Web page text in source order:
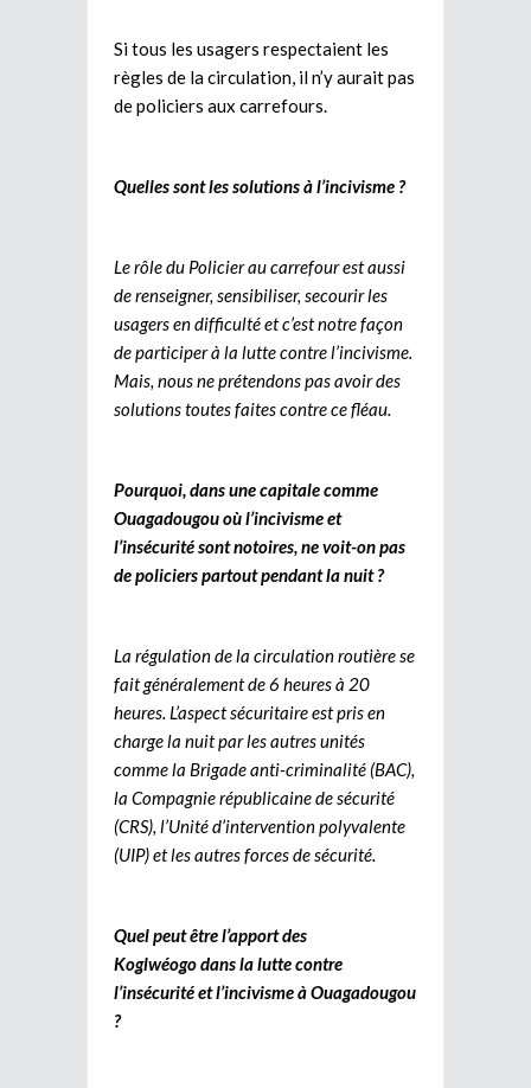
Si tous les usagers respectaient les
règles de la circulation, il n’y aurait pas
de policiers aux carrefours.
Quelles sont les solutions à l’incivisme ?
Le rôle du Policier au carrefour est aussi
de renseigner, sensibiliser, secourir les
usagers en difficulté et c’est notre façon
de participer à la lutte contre l’incivisme.
Mais, nous ne prétendons pas avoir des
solutions toutes faites contre ce fléau.
Pourquoi, dans une capitale comme
Ouagadougou où l’incivisme et
l’insécurité sont notoires, ne voit-on pas
de policiers partout pendant la nuit ?
La régulation de la circulation routière se
fait généralement de 6 heures à 20
heures. L’aspect sécuritaire est pris en
charge la nuit par les autres unités
comme la Brigade anti-criminalité (BAC),
la Compagnie républicaine de sécurité
(CRS), l’Unité d’intervention polyvalente
(UIP) et les autres forces de sécurité.
Quel peut être l’apport des
Koglwéogo dans la lutte contre
l’insécurité et l’incivisme à Ouagadougou
?